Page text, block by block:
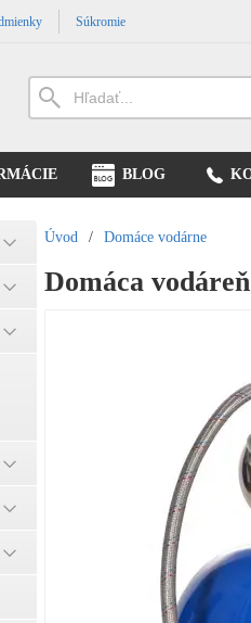
Súkromie
BLOG
Úvod / Domáce vodárne
Domáca